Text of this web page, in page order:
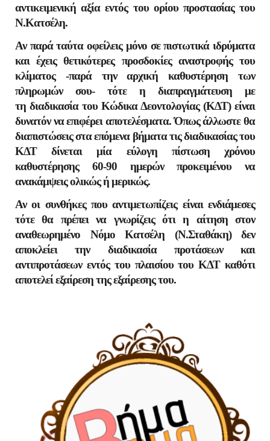
αντικειμενική αξία εντός του ορίου προστασίας του
Ν.Κατσέλη.
Αν παρά ταύτα οφείλεις μόνο σε πιστωτικά ιδρύματα
και έχεις θετικότερες προσδοκίες αναστροφής του
κλίματος -παρά την αρχική καθυστέρηση των
πληρωμών σου- τότε η διαπραγμάτευση με
τη διαδικασία του Κώδικα Δεοντολογίας (ΚΔΤ) είναι
δυνατόν να επιφέρει αποτελέσματα. Όπως άλλωστε θα
διαπιστώσεις στα επόμενα βήματα τις διαδικασίας του
ΚΔΤ δίνεται μία εύλογη πίστωση χρόνου
καθυστέρησης 60-90 ημερών προκειμένου να
ανακάμψεις ολικώς ή μερικώς.
Αν οι συνθήκες που αντιμετωπίζεις είναι ενδιάμεσες
τότε θα πρέπει να γνωρίζεις ότι η αίτηση στον
αναθεωρημένο Νόμο Κατσέλη (Ν.Σταθάκη) δεν
αποκλείει την διαδικασία προτάσεων και
αντιπροτάσεων εντός του πλαισίου του ΚΔΤ καθότι
αποτελεί εξαίρεση της εξαίρεσης του.